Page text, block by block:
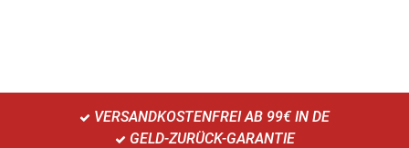
VERSANDKOSTENFREI AB 99€ IN DE
GELD-ZURÜCK-GARANTIE